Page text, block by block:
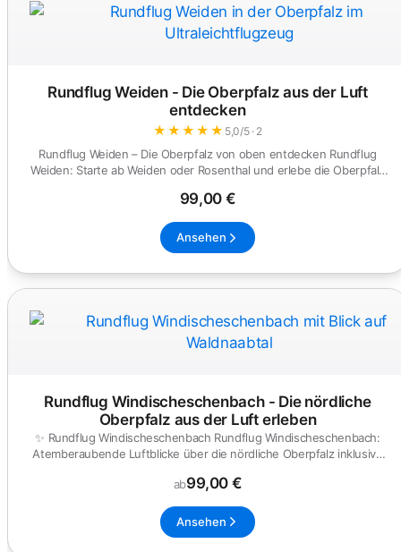
Rundflug Weiden - Die Oberpfalz aus der Luft
entdecken
★ ★ ★ ★ ★ 5,0/5 · 2
Rundflug Weiden – Die Oberpfalz von oben entdecken Rundflug
Weiden: Starte ab Weiden oder Rosenthal und erlebe die Oberpfalz
99,00 €
Ansehen
Rundflug Windischeschenbach - Die nördliche
Oberpfalz aus der Luft erleben
✨ Rundflug Windischeschenbach Rundflug Windischeschenbach:
Atemberaubende Luftblicke über die nördliche Oberpfalz inklusive
ab99,00 €
Ansehen